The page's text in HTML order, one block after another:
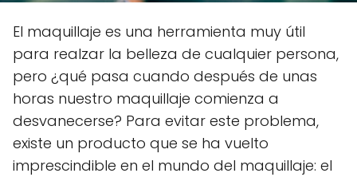
El maquillaje es una herramienta muy útil
para realzar la belleza de cualquier persona,
pero ¿qué pasa cuando después de unas
horas nuestro maquillaje comienza a
desvanecerse? Para evitar este problema,
existe un producto que se ha vuelto
imprescindible en el mundo del maquillaje: el